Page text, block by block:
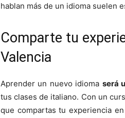
hablan más de un idioma suelen
Comparte tu
Valencia
Aprender un nuevo idioma será
tus clases de italiano. Con un
que compartas tu experiencia